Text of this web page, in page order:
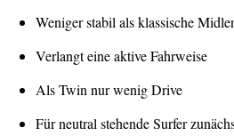
Weniger stabil als klassische
Verlangt eine aktive Fahrweise
Als Twin nur wenig Drive
Für neutral stehende Surfer